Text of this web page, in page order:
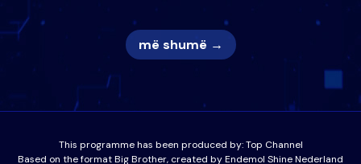
më shumë →
This programme has been produced by:Top Channel
Based on the format Big Brother, created by Endemol Shine Nederland